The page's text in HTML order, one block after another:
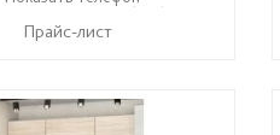
Прайс-лист